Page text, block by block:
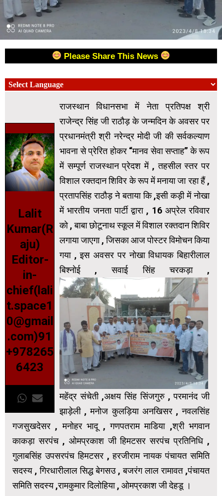
Please Share This News
Lalit
Kumar(R
aju)
Editor-
in-
chief(lali
t.space1
0@gmail
.com)91
+978265
6423
राजस्थान विधानसभा में नेता प्रतिपक्ष श्री
राजेन्द्र सिंह जी राठौड़ के जन्मदिन के अवसर पर
प्रधानमंत्री श्री नरेन्द्र मोदी जी की सर्वकल्याण
भावना से प्रेरित होकर “मानव सेवा सप्ताह” के रूप
में सम्पूर्ण राजस्थान प्रेदश में , तहसील स्तर पर
विशाल रक्तदान शिविर के रूप में मनाया जा रहा हैं ,
प्रतापसिंह राठौड़ ने बताया कि ,इसी कड़ी में नोखा
में भारतीय जनता पार्टी द्वारा , 16 अप्रेल रविवार
को , बाबा छोटूनाथ स्कूल में विशाल रक्तदान शिविर
लगाया जाएगा , जिसका आज पोस्टर विमोचन किया
गया , इस अवसर पर नोखा विधायक बिहारीलाल
बिश्नोई , सवाई सिंह चरकड़ा ,
महेंद्र संचेती ,अक्षय सिंह सिंजगुरु , परमानंद जी
झाड़ेली , मनोज कुलड़िया अनखिसर , नवलसिंह
गजसुखदेसर , मनोहर भादू , गणपतराम माडिया ,श्री भगवान
काकड़ा सरपंच , ओमप्रकाश जी हिमटसर सरपंच प्रतिनिधि ,
गुलाबसिंह उपसरपंच हिमटसर , हरजीराम नायक पंचायत समिति
सदस्य , गिरधारीलाल सिद्ध बेगसउ , बजरंग लाल रामावत ,पंचायत
समिति सदस्य ,रामकुमार दिलोहिया , ओमप्रकाश जी देहडू ।